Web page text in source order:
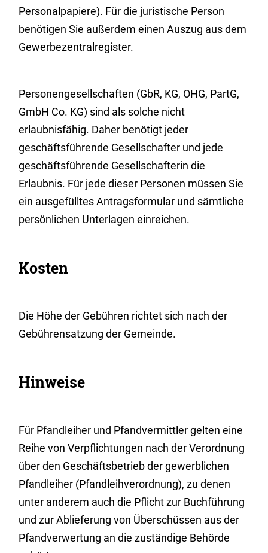
Personalpapiere). Für die juristische Person
benötigen Sie außerdem einen Auszug aus dem
Gewerbezentralregister.
Personengesellschaften (GbR, KG, OHG, PartG,
GmbH Co. KG) sind als solche nicht
erlaubnisfähig. Daher benötigt jeder
geschäftsführende Gesellschafter und jede
geschäftsführende Gesellschafterin die
Erlaubnis. Für jede dieser Personen müssen Sie
ein ausgefülltes Antragsformular und sämtliche
persönlichen Unterlagen einreichen.
Kosten
Die Höhe der Gebühren richtet sich nach der
Gebührensatzung der Gemeinde.
Hinweise
Für Pfandleiher und Pfandvermittler gelten eine
Reihe von Verpflichtungen nach der Verordnung
über den Geschäftsbetrieb der gewerblichen
Pfandleiher (Pfandleihverordnung), zu denen
unter anderem auch die Pflicht zur Buchführung
und zur Ablieferung von Überschüssen aus der
Pfandverwertung an die zuständige Behörde